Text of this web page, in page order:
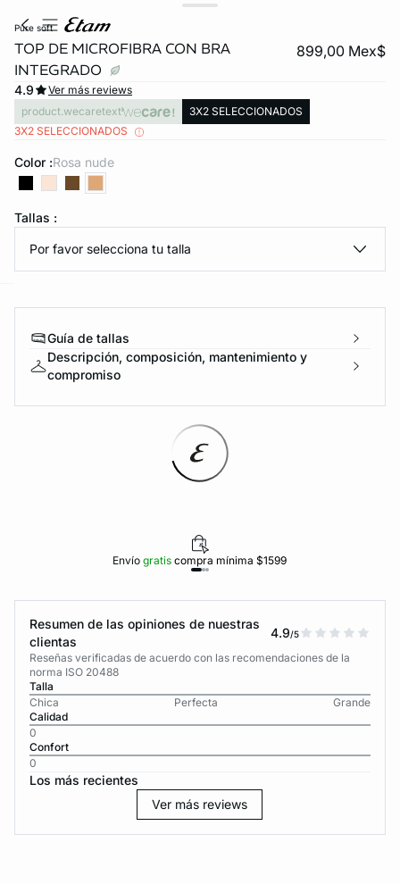
DE PANTIES
pure soft
TOP DE MICROFIBRA CON BRA
INTEGRADO
899,00 Mex$
4.9
Ver más reviews
product.wecaretext
3X2 SELECCIONADOS
3X2 SELECCIONADOS
Color : rosa nude
Tallas :
Por favor selecciona tu talla
Guía de tallas
Descripción, composición, mantenimiento y
compromiso
Envíogratiscompra mínima $1599
Resumen de las opiniones de nuestras
clientas
4.9/5
Reseñas verificadas de acuerdo con las recomendaciones de la
norma ISO 20488
Talla
Chica
Perfecta
Grande
Calidad
0
Confort
0
Los más recientes
Ver más reviews